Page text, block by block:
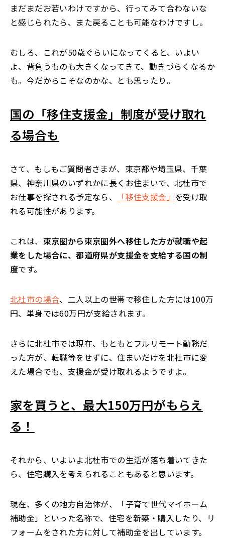
まだまだお若いわけですから、行ってみて合わないな
と感じられたら、また戻ることも可能なわけですし。
むしろ、これが50歳ぐらいになってくると、いよい
よ、背負うものも大きくなってきて、動きづらくなるか
も。今だからこそなのかな、とも思ったり。
国の「移住支援金」制度が受け取れ
る場合も
さて、もしもご質問者さまが、東京都や埼玉県、千葉
県、神奈川県のいずれかに長くお住まいで、北杜市で
お仕事を探される予定なら、
「移住支援金」 を受け取
れる可能性があります。
これは、 東京圏から東京圏外へ移住した方が就職や起
業をした場合に、都道府県が支援金を支給する国の制
度です。
北杜市の場合、二人以上の世帯で移住した方には100万
円、単身では60万円が支給されます。
さらに北杜市では現在、もともとフルリモート勤務だ
った方が、転職等をせずに、住まいだけを北杜市に変
えた場合でも、支援金が受け取れるようですよ。
家を買うと、最大150万円がもらえ
る！
それから、いよいよ北杜市での生活が落ち着いてきた
ら、住宅購入を考えられることもあると思います。
現在、多くの地方自治体が、「子育て世代マイホーム
補助金」といった名称で、住宅を新築・購入したり、リ
フォームをされた方に対して補助金を出しています。